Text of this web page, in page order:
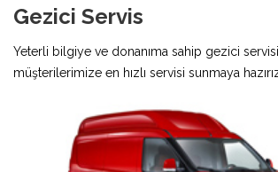
Gezici Servis
Yeterli bilgiye ve donanıma sahip gezici
müşterilerimize en hızlı servisi sunmaya